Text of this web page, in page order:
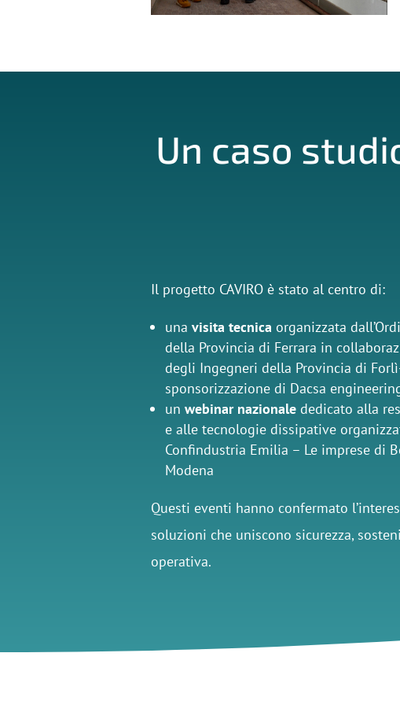
Un caso
Il progetto CAVIRO è stato al centro di:
una visita tecnica organizzata
della Provincia di Ferrara in
degli Ingegneri della Provincia di
sponsorizzazione di Dacsa
un webinar nazionale dedicato alla
e alle tecnologie dissipative
Confindustria Emilia – Le imprese di
Modena
Questi eventi hanno confermato
soluzioni che uniscono sicurezza,
operativa.